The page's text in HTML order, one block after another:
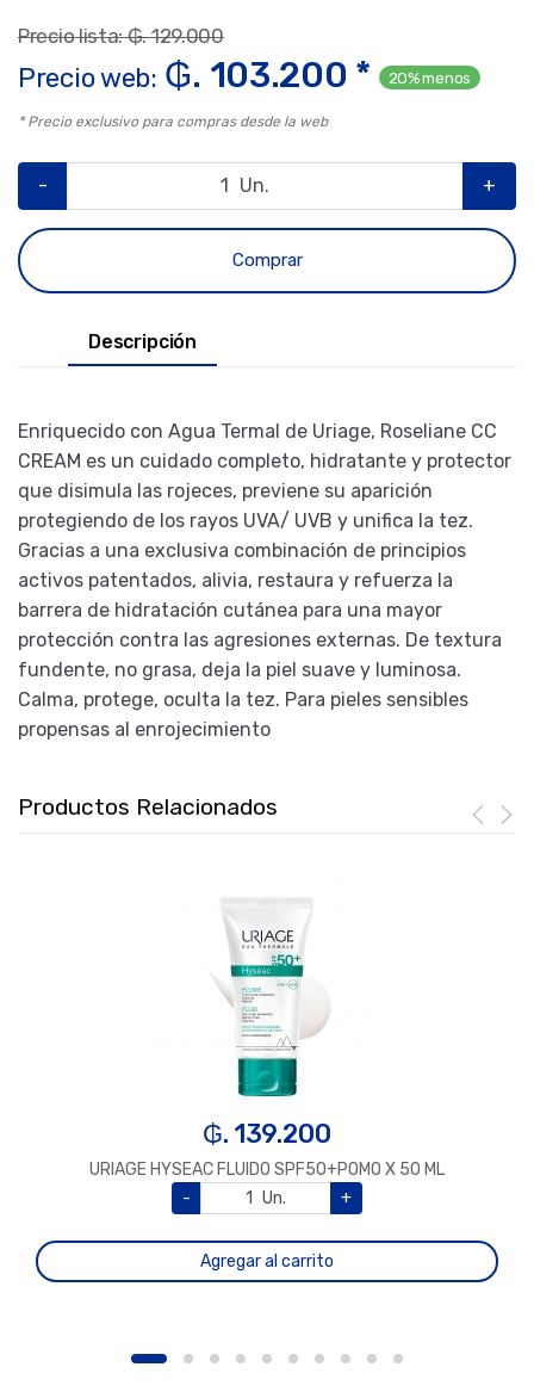
Precio lista: ₲. 129.000
Precio web: ₲. 103.200 * 20% menos
* Precio exclusivo para compras desde la web
- Un. +
Comprar
Descripción
Enriquecido con Agua Termal de Uriage, Roseliane CC
CREAM es un cuidado completo, hidratante y protector
que disimula las rojeces, previene su aparición
protegiendo de los rayos UVA/ UVB y unifica la tez.
Gracias a una exclusiva combinación de principios
activos patentados, alivia, restaura y refuerza la
barrera de hidratación cutánea para una mayor
protección contra las agresiones externas. De textura
fundente, no grasa, deja la piel suave y luminosa.
Calma, protege, oculta la tez. Para pieles sensibles
propensas al enrojecimiento
Productos Relacionados
₲. 139.200
URIAGE HYSEAC FLUIDO SPF50+POMO X 50 ML
-
Un. +
Agregar al carrito